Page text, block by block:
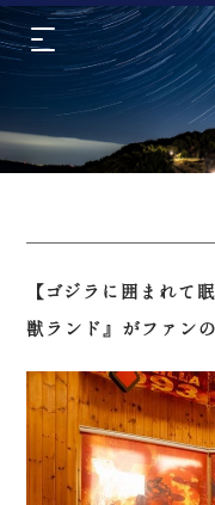
【ゴジラに囲まれて
獣ランド』がファン